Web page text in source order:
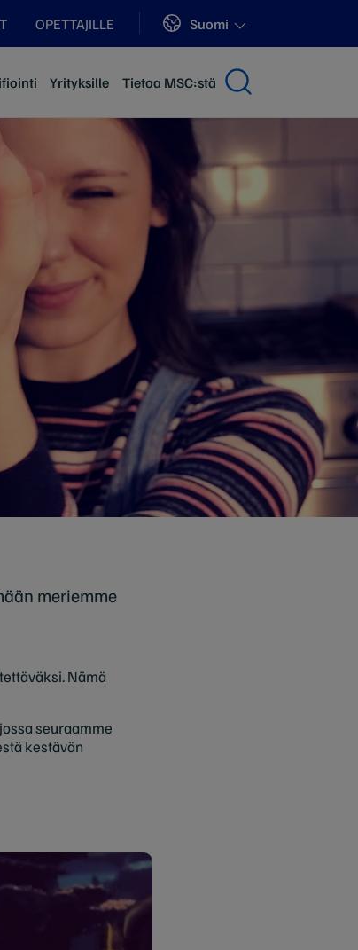
OPETTAJILLE Sites
Suomi
Yrityksille Tietoa MSC:stä
meriemme
Nämä
seuraamme
kestävän